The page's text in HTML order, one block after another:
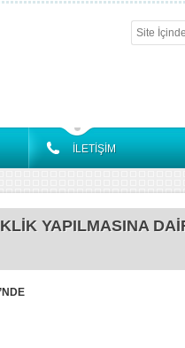
İLETİŞİM
YAPILMASINA